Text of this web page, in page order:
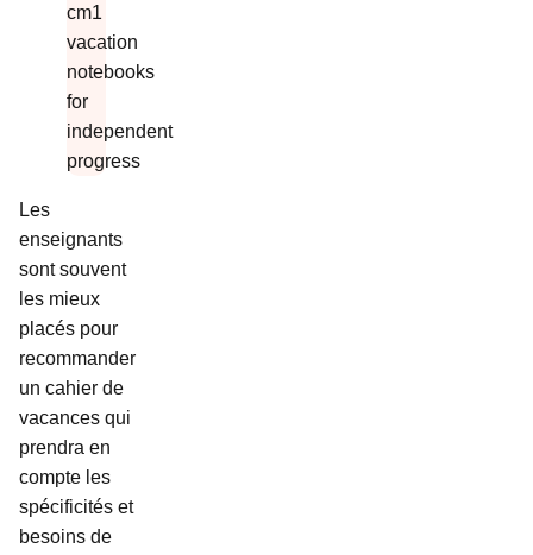
Les
enseignants
sont souvent
les mieux
placés pour
recommander
un cahier de
vacances qui
prendra en
compte les
spécificités et
besoins de